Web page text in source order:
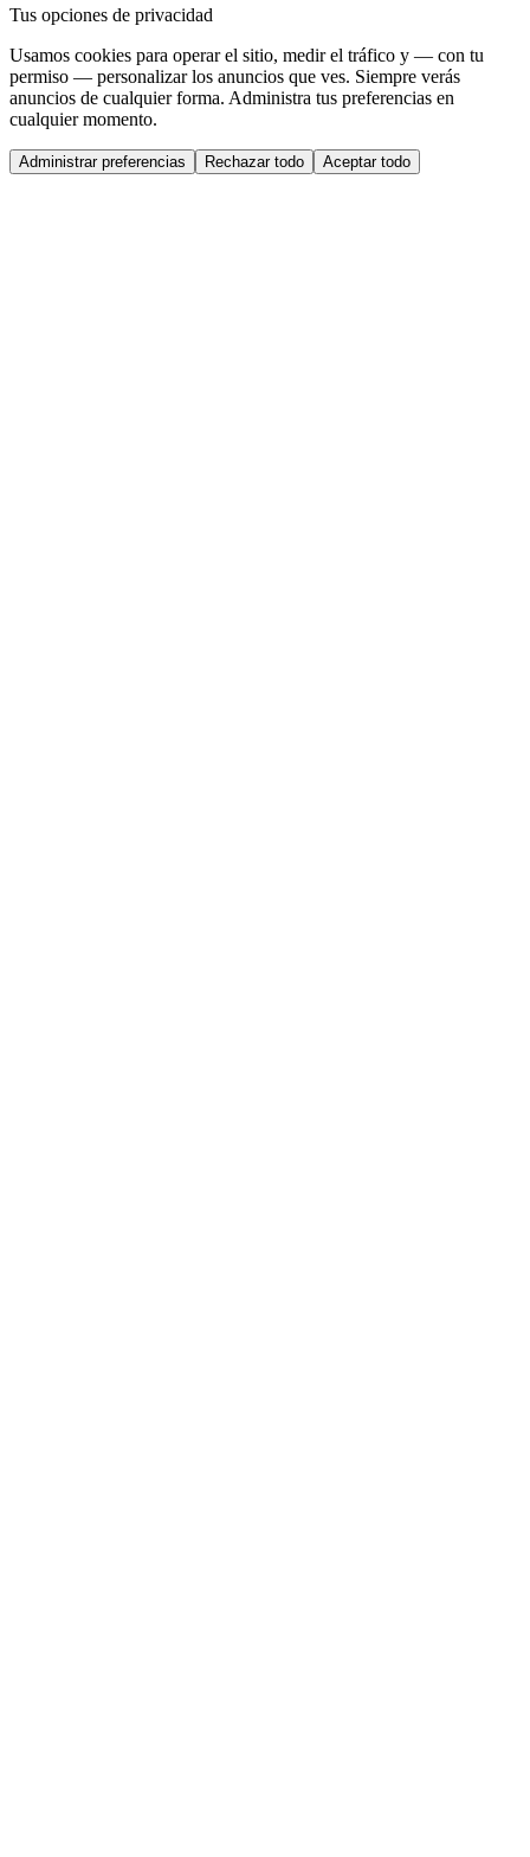
Tus opciones de privacidad
Usamos cookies para operar el sitio, medir el tráfico y — con tu
permiso — personalizar los anuncios que ves. Siempre verás
anuncios de cualquier forma. Administra tus preferencias en
cualquier momento.
Administrar preferencias Rechazar todo Aceptar todo